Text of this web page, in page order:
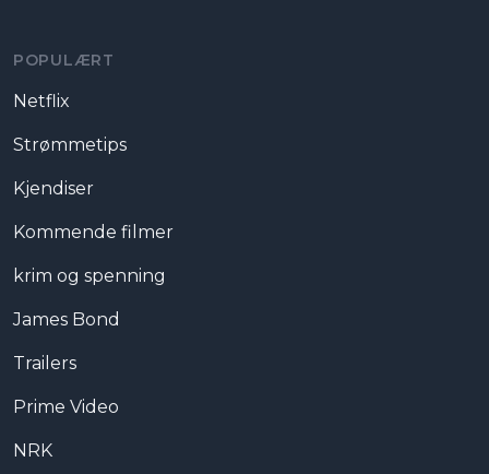
POPULÆRT
Netflix
Strømmetips
Kjendiser
Kommende filmer
krim og spenning
James Bond
Trailers
Prime Video
NRK